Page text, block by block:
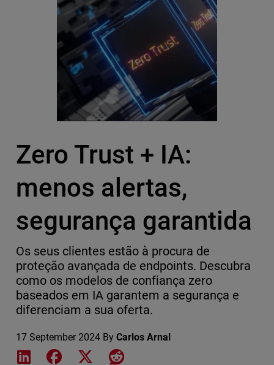
Zero Trust + IA:
menos alertas,
segurança garantida
Os seus clientes estão à procura de
proteção avançada de endpoints. Descubra
como os modelos de confiança zero
baseados em IA garantem a segurança e
diferenciam a sua oferta.
17 September 2024 By Carlos Arnal
Share on LinkedIn
Share on Facebook
Share on XShare on Reddit